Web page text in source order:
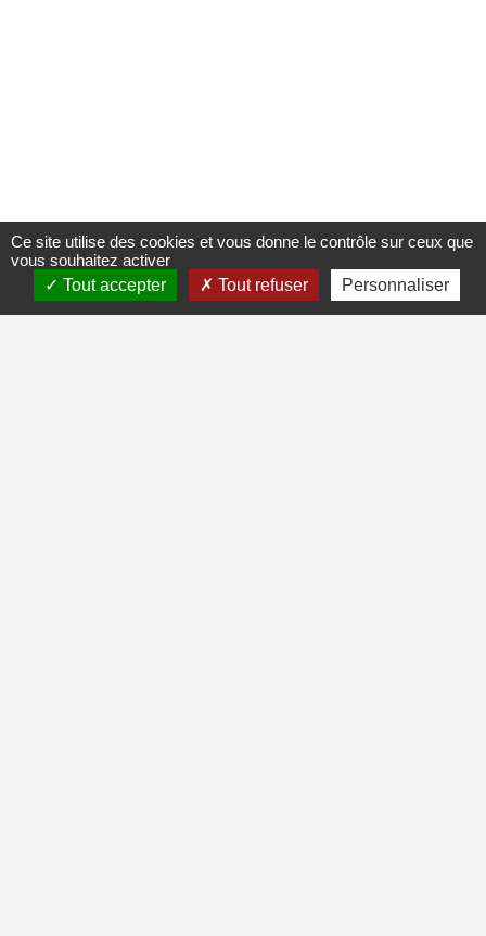
Ce site utilise des cookies et vous donne le contrôle sur ceux que
vous souhaitez activer
Tout accepter
Tout refuser Personnaliser